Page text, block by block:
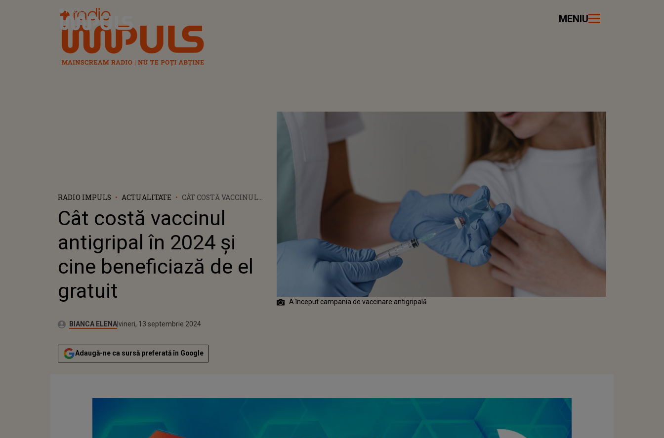
Radio Impuls MENIU
RADIO IMPULS ACTUALITATE
CÂT COSTĂ VACCINUL
CINE BENEFICIAZĂ DE EL
GRATUIT
Cât costă vaccinul
antigripal în 2024 și
cine beneficiază de el
gratuit
Autor:BIANCA ELENAPublicat:
vineri, 13 septembrie 2024
Actualizat:
vineri, 13 septembrie 2024
Adaugă-ne ca sursă preferată în Google
A început campania de vaccinare antigripală